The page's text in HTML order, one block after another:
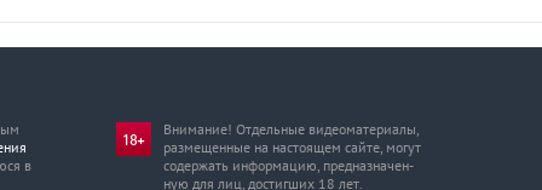
в
Внимание! Отдельные видеоматериалы,
размещенные на настоящем сайте, могут
содержать информацию, предназначен­
ную для лиц, достигших 18 лет.